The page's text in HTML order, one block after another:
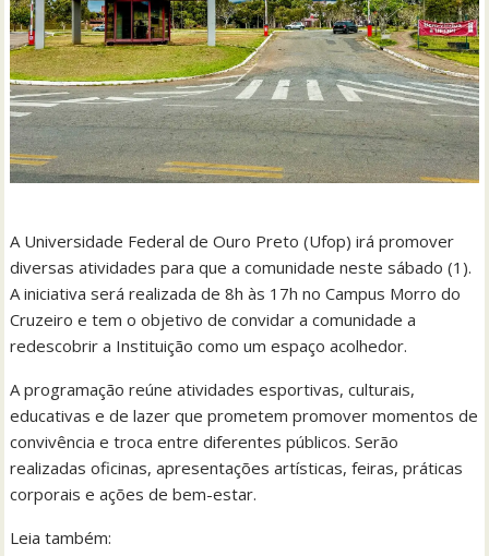
A Universidade Federal de Ouro Preto (Ufop) irá promover
diversas atividades para que a comunidade neste sábado (1).
A iniciativa será realizada de 8h às 17h no Campus Morro do
Cruzeiro e tem o objetivo de convidar a comunidade a
redescobrir a Instituição como um espaço acolhedor.
A programação reúne atividades esportivas, culturais,
educativas e de lazer que prometem promover momentos de
convivência e troca entre diferentes públicos. Serão
realizadas oficinas, apresentações artísticas, feiras, práticas
corporais e ações de bem-estar.
Leia também: